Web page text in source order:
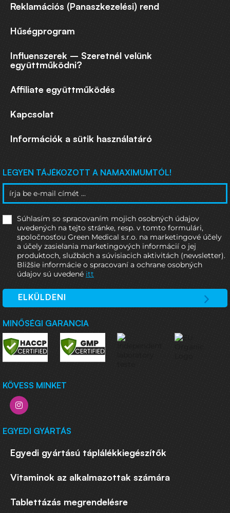
Reklamációs (Panaszkezelési) rend
Hűségprogram
Influenszerek – Szeretnél velünk
együttműködni?
Affiliate együttműködés
Kapcsolat
Információk a sütik használatáró
LEGYEN TÁJÉKOZOTT A NAMAXIMUMTÓL!
Súhlasím so spracovaním mojich osobných údajov
uvedených na tejto stránke, resp. v tomto formulári,
spoločnosťou Green Medical s.r.o. na marketingové účely
a účely zasielania marketingových informácií o jej
produktoch, službách a súvisiacich aktivitách (newsletter).
Bližšie informácie o spracovaní a ochrane osobných
údajov sú uvedené itt
ELKÜLDENI
MINŐSÉGI GARANCIA
KÖVESS MINKET
EGYEDI GYÁRTÁS
Egyedi gyártású táplálékkiegészítők
Vitaminok az alkalmazottak számára
Tablettázás megrendelésre